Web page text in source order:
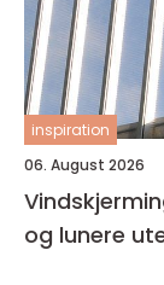
inspiration
06. August 2026
og lunere